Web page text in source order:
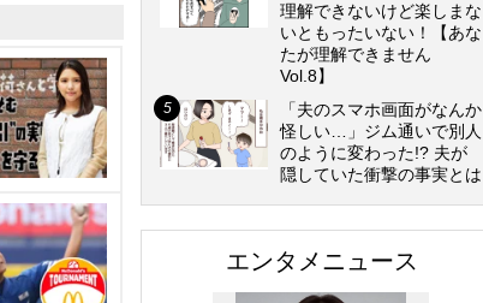
理解できないけど楽しまな
いともったいない！【あな
たが理解できません
Vol.8】
「夫のスマホ画面がなんか
怪しい…」ジム通いで別人
のように変わった!? 夫が
隠していた衝撃の事実とは
エンタメニュース